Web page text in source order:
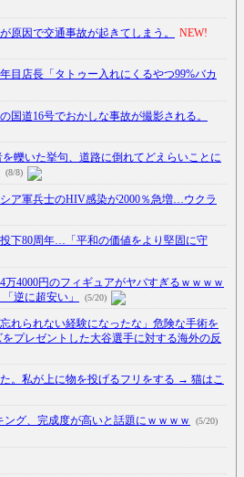
原因で交通事故が起きてしまう。 NEW!
目店長「タトゥー入れにくるやつ99%バカ
国道16号でおかしな事故が撮影される。
を轢いた挙句、道路に倒れてどえらいことに
(8/8)
ア軍兵士のHIV感染が2000％急増…ウクラ
下80周年…「平和の価値をより堅固に守
4000円のフィギュアがヤバすぎるｗｗｗｗ
逆に超安い」
(5/20)
れられない経験になったな」危険な手術を
プレゼントした大谷選手に対する海外の反
。私が上に物を投げるフリをする → 猫はこ
ング、完成度が高いと話題にｗｗｗｗ (5/20)